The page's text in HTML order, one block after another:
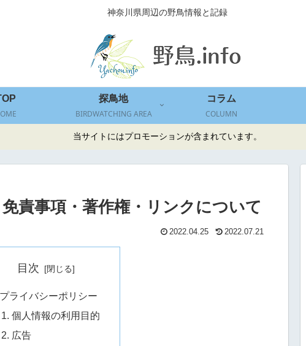
神奈川県周辺の野鳥情報と記録
探鳥地
BIRDWATCHING AREA
コラム
COLUMN
当サイトにはプロモーションが含まれています。
責事項・著作権・リンクについて
2022.04.25 2022.07.21
目次
プライバシーポリシー
個人情報の利用目的
広告